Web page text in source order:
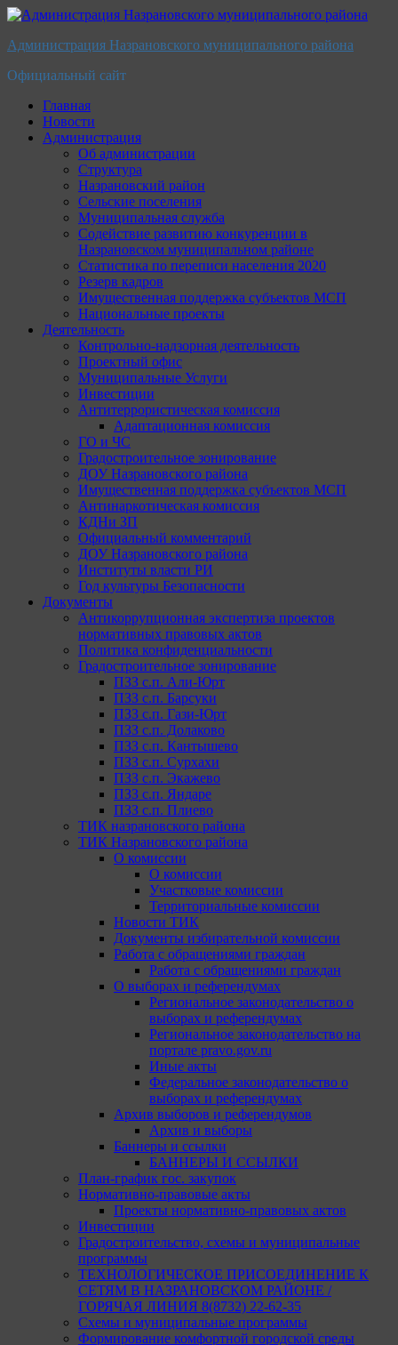
Перейти
содержимому
Администрация Назрановского муниципального района
Официальный сайт
Главная
Новости
Администрация
Об администрации
Структура
Назрановский район
Сельские поселения
Муниципальная служба
Содействие развитию конкуренции в
Назрановском муниципальном районе
Статистика по переписи населения 2020
Резерв кадров
Имущественная поддержка субъектов МСП
Национальные проекты
Деятельность
Контрольно-надзорная деятельность
Проектный офис
Муниципальные Услуги
Инвестиции
Антитеррористическая комиссия
Адаптационная комиссия
ГО и ЧС
Градостроительное зонирование
ДОУ Назрановского района
Имущественная поддержка субъектов МСП
Антинаркотическая комиссия
КДНи ЗП
Официальный комментарий
ДОУ Назрановского района
Институты власти РИ
Год культуры Безопасности
Документы
Антикоррупционная экспертиза проектов
нормативных правовых актов
Политика конфиденциальности
Градостроительное зонирование
ПЗЗ с.п. Али-Юрт
ПЗЗ с.п. Барсуки
ПЗЗ с.п. Гази-Юрт
ПЗЗ с.п. Долаково
ПЗЗ с.п. Кантышево
ПЗЗ с.п. Сурхахи
ПЗЗ с.п. Экажево
ПЗЗ с.п. Яндаре
ПЗЗ с.п. Плиево
ТИК назрановского района
ТИК Назрановского района
О комиссии
О комиссии
Участковые комиссии
Территориальные комиссии
Новости ТИК
Документы избирательной комиссии
Работа с обращениями граждан
Работа с обращениями граждан
О выборах и референдумах
Региональное законодательство о
выборах и референдумах
Региональное законодательство на
портале pravo.gov.ru
Иные акты
Федеральное законодательство о
выборах и референдумах
Архив выборов и референдумов
Архив и выборы
Баннеры и ссылки
БАННЕРЫ И ССЫЛКИ
План-график гос. закупок
Нормативно-правовые акты
Проекты нормативно-правовых актов
Инвестиции
Градостроительство, схемы и муниципальные
программы
ТЕХНОЛОГИЧЕСКОЕ ПРИСОЕДИНЕНИЕ К
СЕТЯМ В НАЗРАНОВСКОМ РАЙОНЕ /
ГОРЯЧАЯ ЛИНИЯ 8(8732) 22-62-35
Схемы и муниципальные программы
Формирование комфортной городской среды